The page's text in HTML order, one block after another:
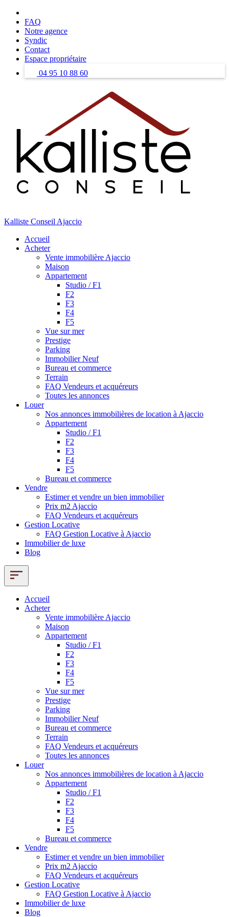
Skip
content
FAQ
Notre agence
Syndic
Contact
Espace propriétaire
04 95 10 88 60
Kalliste Conseil Ajaccio
Accueil
Acheter
Vente immobilière Ajaccio
Maison
Appartement
Studio / F1
F2
F3
F4
F5
Vue sur mer
Prestige
Parking
Immobilier Neuf
Bureau et commerce
Terrain
FAQ Vendeurs et acquéreurs
Toutes les annonces
Louer
Nos annonces immobilières de location à Ajaccio
Appartement
Studio / F1
F2
F3
F4
F5
Bureau et commerce
Vendre
Estimer et vendre un bien immobilier
Prix m2 Ajaccio
FAQ Vendeurs et acquéreurs
Gestion Locative
FAQ Gestion Locative à Ajaccio
Immobilier de luxe
Blog
Accueil
Acheter
Vente immobilière Ajaccio
Maison
Appartement
Studio / F1
F2
F3
F4
F5
Vue sur mer
Prestige
Parking
Immobilier Neuf
Bureau et commerce
Terrain
FAQ Vendeurs et acquéreurs
Toutes les annonces
Louer
Nos annonces immobilières de location à Ajaccio
Appartement
Studio / F1
F2
F3
F4
F5
Bureau et commerce
Vendre
Estimer et vendre un bien immobilier
Prix m2 Ajaccio
FAQ Vendeurs et acquéreurs
Gestion Locative
FAQ Gestion Locative à Ajaccio
Immobilier de luxe
Blog